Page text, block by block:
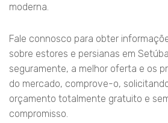
moderna.
Fale connosco para obter
sobre estores e persianas em
seguramente, a melhor oferta e os
do mercado, comprove-o,
orçamento totalmente gratuito e
compromisso.